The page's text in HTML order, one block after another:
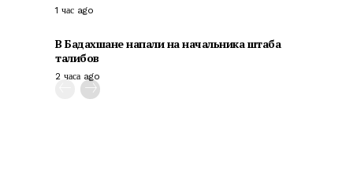
1 час ago
В Бадахшане напали на начальника штаба
талибов
2 часа ago